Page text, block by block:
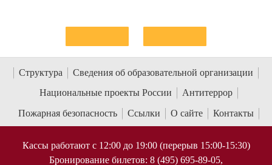
Структура
Сведения об образовательной организации
Национальные проекты России
Антитеррор
Пожарная безопасность
Ссылки О сайте Контакты
Кассы работают с 12:00 до 19:00 (перерыв 15:00-15:30)
Бронирование билетов: 8 (495) 695-89-05,